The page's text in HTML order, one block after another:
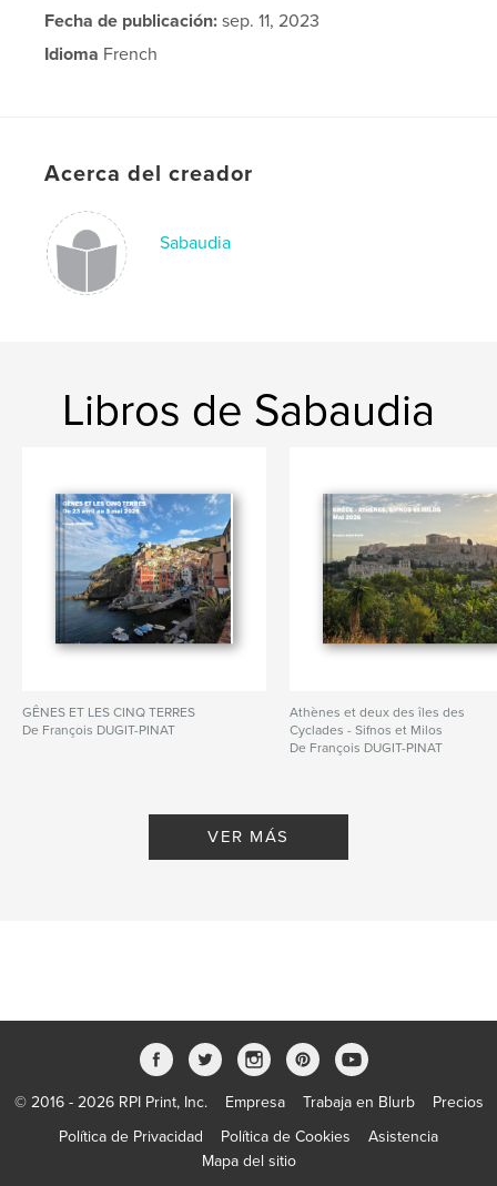
Fecha de publicación: sep. 11, 2023
Idioma French
Acerca del creador
Sabaudia
Libros de Sabaudia
GÊNES ET LES CINQ TERRES
De François DUGIT-PINAT
Athènes et deux des îles des
Cyclades - Sifnos et Milos
De François DUGIT-PINAT
VER MÁS
© 2016 - 2026 RPI Print, Inc. Empresa Trabaja en Blurb
Precios
Política de Privacidad
Política de Cookies
Asistencia
Mapa del sitio